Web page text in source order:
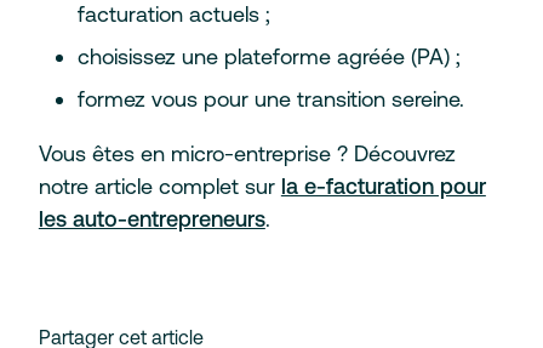
facturation actuels ;
choisissez une plateforme agréée (PA) ;
formez vous pour une transition sereine.
Vous êtes en micro-entreprise ? Découvrez
notre article complet sur la e-facturation pour
les auto-entrepreneurs.
Partager cet article